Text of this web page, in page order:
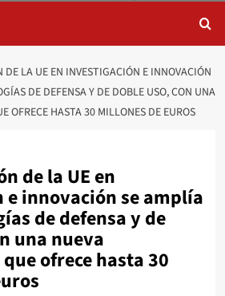
LA UE EN INVESTIGACIÓN E INNOVACIÓN
DE DEFENSA Y DE DOBLE USO, CON UNA
OFRECE HASTA 30 MILLONES DE EUROS
de la UE en
innovación se amplía
de defensa y de
una nueva
ofrece hasta 30